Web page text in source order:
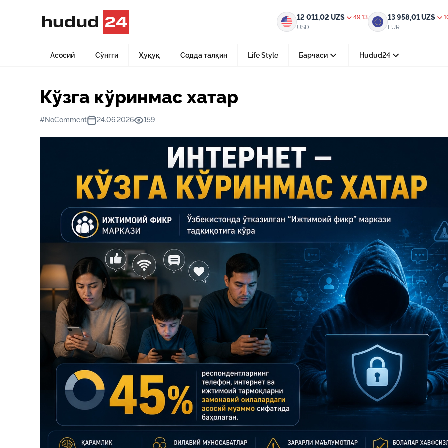
12 011,02 UZS
49,13
USD
13 958,01UZS
EUR
Асосий Сўнгги Ҳуқуқ Содда талқин Life Style Барчаси Hudud24
15-июл 2026, 05:11
29-июн 2026, 10:29
Халқ билан очиқ мулоқот —
манфаатларига хизмат қилувчи
давлат бошқарувининг муҳим
25-июн 2026, 11:04
Электрон обуна: ҳуқуқий
тез ва қулай йўл
23-июн 2026, 10:05
Хусусий боғчада 5 ой ишлаб
чиқиш мумкинми?
Янгиликлар Кўзга кўринмас хатар
Кўзга кўринмас хатар
#NoComment 24.06.2026 159